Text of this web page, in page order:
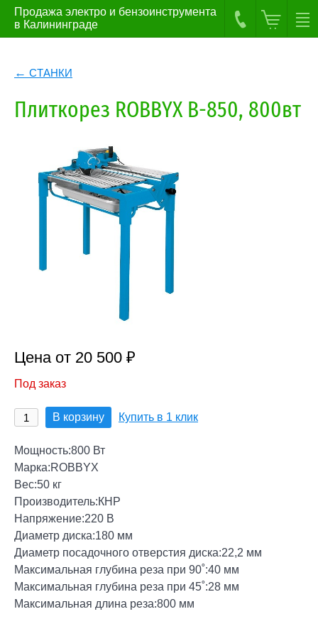
Продажа электро и бензоинструмента
в Калининграде
СТАНКИ
Плиткорез ROBBYX В-850, 800вт
Цена от 20 500 ₽
Под заказ
В корзину Купить в 1 клик
Мощность:800 Вт
Марка:ROBBYX
Вес:50 кг
Производитель:КНР
Напряжение:220 В
Диаметр диска:180 мм
Диаметр посадочного отверстия диска:22,2 мм
Максимальная глубина реза при 90˚:40 мм
Максимальная глубина реза при 45˚:28 мм
Максимальная длина реза:800 мм